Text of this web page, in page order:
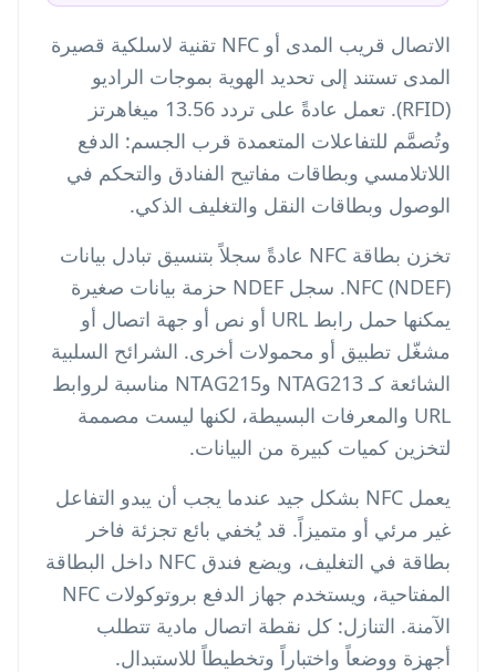
الاتصال قريب المدى أو NFC تقنية لاسلكية قصيرة
المدى تستند إلى تحديد الهوية بموجات الراديو
(RFID). تعمل عادةً على تردد 13.56 ميغاهرتز
وتُصمَّم للتفاعلات المتعمدة قرب الجسم: الدفع
اللاتلامسي وبطاقات مفاتيح الفنادق والتحكم في
الوصول وبطاقات النقل والتغليف الذكي.
تخزن بطاقة NFC عادةً سجلاً بتنسيق تبادل بيانات
NFC (NDEF). سجل NDEF حزمة بيانات صغيرة
يمكنها حمل رابط URL أو نص أو جهة اتصال أو
مشغّل تطبيق أو محمولات أخرى. الشرائح السلبية
الشائعة كـ NTAG213 وNTAG215 مناسبة لروابط
URL والمعرفات البسيطة، لكنها ليست مصممة
لتخزين كميات كبيرة من البيانات.
يعمل NFC بشكل جيد عندما يجب أن يبدو التفاعل
غير مرئي أو متميزاً. قد يُخفي بائع تجزئة فاخر
بطاقة في التغليف، ويضع فندق NFC داخل البطاقة
المفتاحية، ويستخدم جهاز الدفع بروتوكولات NFC
الآمنة. التنازل: كل نقطة اتصال مادية تتطلب
أجهزة ووضعاً واختباراً وتخطيطاً للاستبدال.